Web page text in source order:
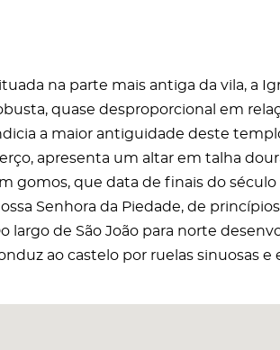
na parte mais antiga da vila, a
quase desproporcional em
a maior antiguidade deste
apresenta um altar em talha
gomos, que data de finais do
Senhora da Piedade, de princípios
largo de São João para norte
ao castelo por ruelas sinuosas